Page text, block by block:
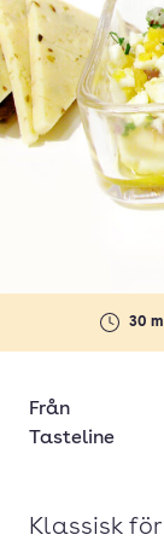
30
Från
Tasteline
Klassisk